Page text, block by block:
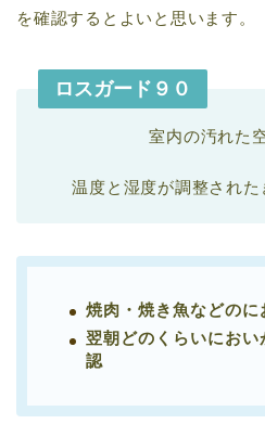
を確認するとよいと思います。
ロスガード９０
室内の汚れた
温度と湿度が調整され
焼肉・焼き魚などの
翌朝どのくらいにお
認